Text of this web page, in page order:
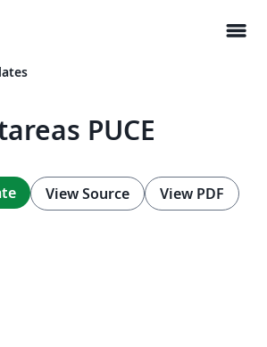
menu
PUCE
View Source View PDF